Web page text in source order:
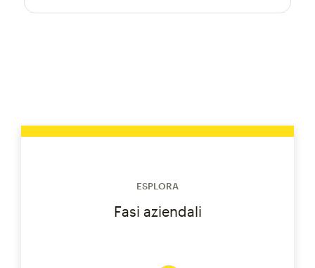
ESPLORA
Fasi aziendali